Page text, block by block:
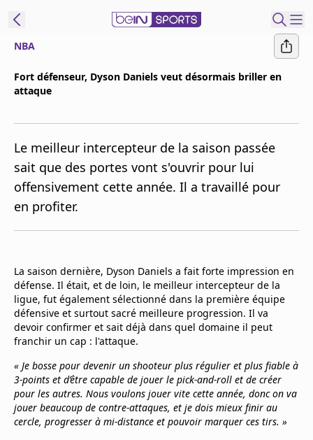
Replays
Podcasts
En Direct
Grille TV
beINSPIRED
CGU
Mentions légales
Cookies
Paramétrer mon consentement
NBA
Fort défenseur, Dyson Daniels veut désormais briller en
attaque
Le meilleur intercepteur de la saison passée
sait que des portes vont s'ouvrir pour lui
offensivement cette année. Il a travaillé pour
en profiter.
La saison dernière, Dyson Daniels a fait forte impression en
défense. Il était, et de loin, le meilleur intercepteur de la
ligue, fut également sélectionné dans la première équipe
défensive et surtout sacré meilleure progression. Il va
devoir confirmer et sait déjà dans quel domaine il peut
franchir un cap : l'attaque.
« Je bosse pour devenir un shooteur plus régulier et plus fiable à
3-points et d’être capable de jouer le pick-and-roll et de créer
pour les autres. Nous voulons jouer vite cette année, donc on va
jouer beaucoup de contre-attaques, et je dois mieux finir au
cercle, progresser à mi-distance et pouvoir marquer ces tirs. »